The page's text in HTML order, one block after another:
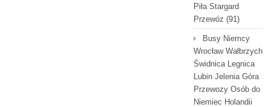
Piła Stargard
Przewóz (91)
Busy Niemcy
Wrocław Wałbrzych
Świdnica Legnica
Lubin Jelenia Góra
Przewozy Osób do
Niemiec Holandii